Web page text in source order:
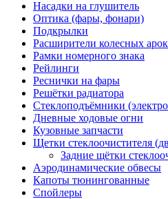
Насадки на глушитель
Оптика (фары, фонари)
Подкрылки
Расширители колесных арок
Рамки номерного знака
Рейлинги
Реснички на фары
Решётки радиатора
Стеклоподъёмники
Дневные ходовые огни
Кузовные запчасти
Щетки стеклоочистителя
Задние щётки
Аэродинамические обвесы
Капоты тюнингованные
Спойлеры